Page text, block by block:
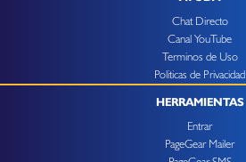
Chat Directo
Canal YouTube
Terminos de Uso
Politicas de Privacidad
HERRAMIENTAS
Entrar
PageGear Mailer